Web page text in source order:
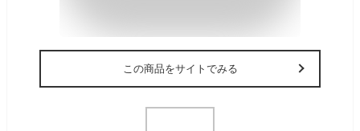
この商品をサイトでみる